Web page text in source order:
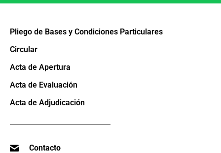
Pliego de Bases y Condiciones Particulares
Circular
Acta de Apertura
Acta de Evaluación
Acta de Adjudicación
Contacto